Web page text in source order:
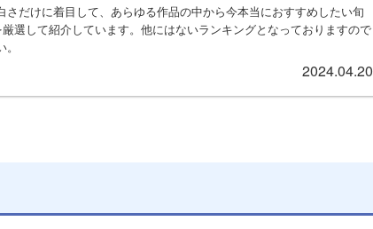
さだけに着目して、あらゆる作品の中から今本当におすすめしたい旬
選して紹介しています。他にはないランキングとなっておりますので
2024.04.20